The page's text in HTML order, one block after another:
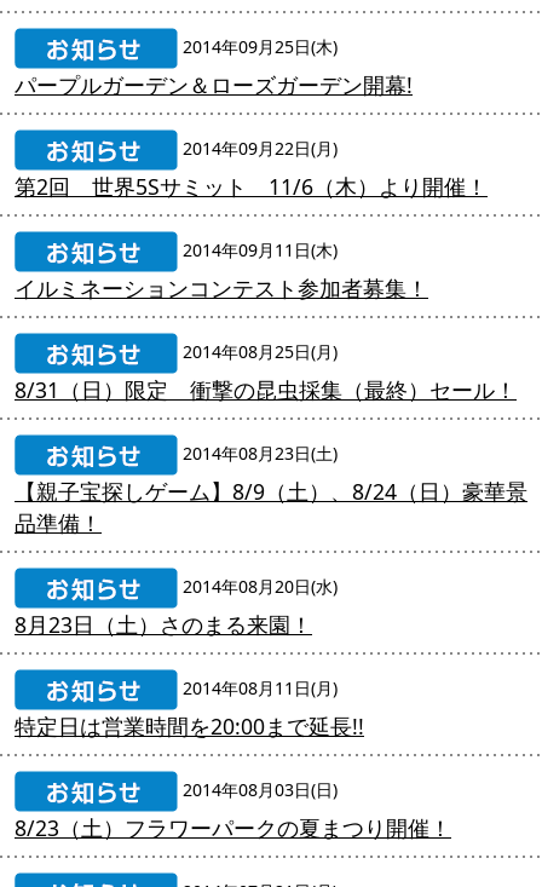
2014年09月25日(木)
パープルガーデン＆ローズガーデン開幕!
2014年09月22日(月)
第2回 世界5Sサミット 11/6（木）より開催！
2014年09月11日(木)
イルミネーションコンテスト参加者募集！
2014年08月25日(月)
8/31（日）限定 衝撃の昆虫採集（最終）セール！
2014年08月23日(土)
【親子宝探しゲーム】8/9（土）、8/24（日）豪華景
品準備！
2014年08月20日(水)
8月23日（土）さのまる来園！
2014年08月11日(月)
特定日は営業時間を20:00まで延長!!
2014年08月03日(日)
8/23（土）フラワーパークの夏まつり開催！